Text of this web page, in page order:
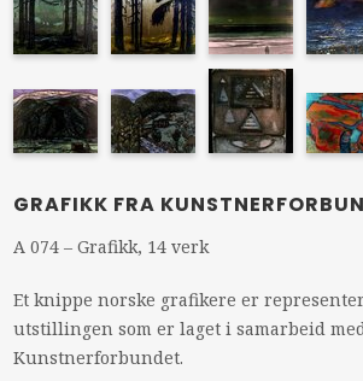
GRAFIKK FRA
A 074 – Grafikk, 14 verk
Et knippe norske grafikere er
utstillingen som er laget i samarbeid
Kunstnerforbundet.